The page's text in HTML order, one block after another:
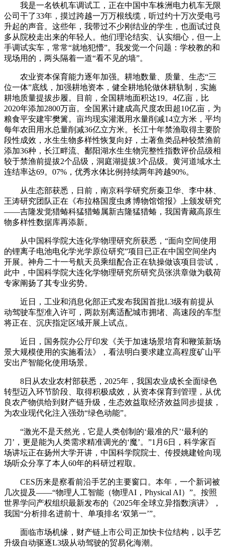
我是一名铁机车调试工，正在中国中车株洲电力机车无限
公司干了33年，摸过跨越一万万根线缆，听过约十万次受电弓
升起的声音。这些年，我带过不少刚结业的学生，也面试过良
多从院校走出来的年轻人。他们理论结实、认实细心，但一上
手调试实车，常常“就地犯懵”。我发觉一个问题：学校教的和
现场用的，两头隔着一道“看不见的墙”。
农业资本保育能力逐年加强。耕地数量、质量、生态“三
位一体”底线，加强耕地资本，健全耕地轮做休耕轨制，实施
耕地质量提拔步履。目前，全国耕地面积达19。4亿亩，比
2020年添加2800万亩。全国累计建成高尺度农田超10亿亩，为
粮食平安建牢樊篱。亩均现实灌溉用水量削减14立方米，平均
每年农田用水总量削减36亿立方米。长江十年禁渔取得主要阶
段性成效，水生生物多样性恢复向好，土著鱼类品种较禁渔前
添加36种，长江畔流、鄱阳湖水生生物完整性指数评价品级相
较于禁渔前提拔2个品级，洞庭湖提拔3个品级。黄河道域水土
连结率达69。07%，优秀水体比例持续两年跨越90%。
从生态部获悉，日前，南京科学研究所秦卫华、李中林、
王涛研究团队正在《布拉格国度虫豸博物馆馆报》上颁发研究
——吉隆发觉猎蝽科猛猎蝽属新吉隆猛猎蝽，我国青藏高原生
物多样性数据库再添新。
从中国科学院大连化学物理研究所获悉，“面向空间使用
的锂离子电池电化学光学原位研究”项目已正在中国空间坐内
开展。神舟二十一号航天员乘组配合正在轨操做该项目尝试，
此中，中国科学院大连化学物理研究所研究员张洪章做为载荷
专家阐扬了其专业劣势。
近日，工业和消息化部正式发布我国首批L3级有前提从
动驾驶车型准入许可，两款别离适配城市拥堵、高速段的车型
将正在、沉庆指定区域开展上试点。
近日，国务院办公厅印发《关于加速场景培育和鞭策新场
景大规模使用的实施看法》，看法明白要求建立高程度矿山平
安出产智能化使用场景。
8日从农业农村部获悉，2025年，我国农业成长全面绿色
转型迈入环节阶段、取得积极成效，从资本保育到管理，从优
良农产物供给到财产链升级，生态效益取经济效益同步提拔，
为农业现代化注入强劲“绿色动能”。
“激光不是天然光，它是人类创制的‘最准的尺’‘最利的
刀’，更是能为人类需求精准调光的‘魔’。”1月6日，科学家百
场讲坛正在扬州大学开讲，中国科学院院士、传授姚建铨向现
场听众分享了本人60年的科研过程取。
CES历来是察看前沿手艺的主要窗口。本年，一个新词被
几次提及——“物理人工智能（物理AI，Physical AI）”。按照
世界学问产权组织最新发布的《2025年全球立异指数演讲》，
我国“分析排名进前十、单项排名‘双第一’”。
面临市场机缘，财产链上市公司正加快卡位结构，以手艺
升级自动驱逐L3级从动驾驶的贸易化海潮。